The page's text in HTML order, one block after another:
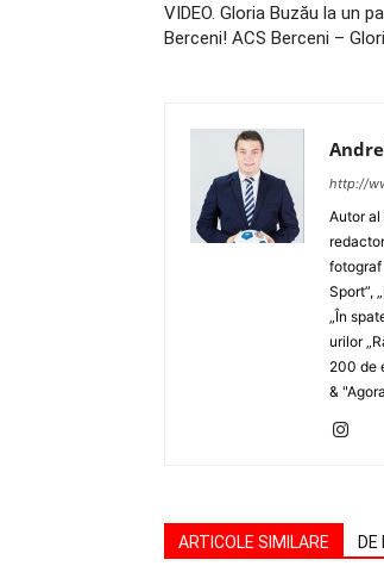
VIDEO. Gloria Buzău la un
Berceni! ACS Berceni –
http://
Autor al
fotograf
Sport”,
„În
urilor
200 de
&
ARTICOLE SIMILARE DE